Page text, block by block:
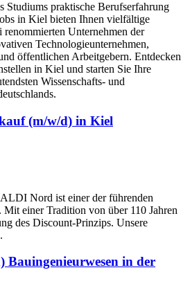
Studiums praktische Berufserfahrung
in Kiel bieten Ihnen vielfältige
Unternehmen der
Technologieunternehmen,
öffentlichen Arbeitgebern. Entdecken
in Kiel und starten Sie Ihre
Wissenschafts- und
(m/w/d) in Kiel
Nord ist einer der führenden
Mit einer Tradition von über 110 Jahren
des Discount-Prinzips. Unsere
Bauingenieurwesen in der